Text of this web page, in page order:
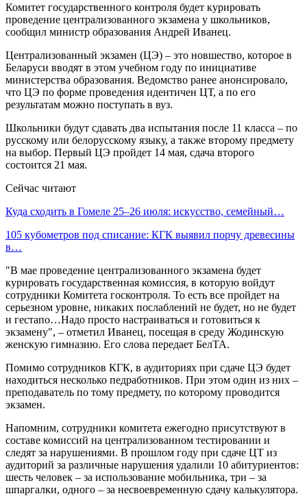
Комитет государственного контроля будет курировать
проведение централизованного экзамена у школьников,
сообщил министр образования Андрей Иванец.
Централизованный экзамен (ЦЭ) – это новшество, которое в
Беларуси вводят в этом учебном году по инициативе
министерства образования. Ведомство ранее анонсировало,
что ЦЭ по форме проведения идентичен ЦТ, а по его
результатам можно поступать в вуз.
Школьники будут сдавать два испытания после 11 класса – по
русскому или белорусскому языку, а также второму предмету
на выбор. Первый ЦЭ пройдет 14 мая, сдача второго
состоится 21 мая.
Сейчас читают
Куда сходить в Гомеле 25–26 июля: искусство, семейный…
105 кубометров под списание: КГК выявил порчу древесины
в…
"В мае проведение централизованного экзамена будет
курировать государственная комиссия, в которую войдут
сотрудники Комитета госконтроля. То есть все пройдет на
серьезном уровне, никаких послаблений не будет, но не будет
и гестапо…Надо просто настраиваться и готовиться к
экзамену", – отметил Иванец, посещая в среду Жодинскую
женскую гимназию. Его слова передает БелТА.
Помимо сотрудников КГК, в аудиториях при сдаче ЦЭ будет
находиться несколько педработников. При этом один из них –
преподаватель по тому предмету, по которому проводится
экзамен.
Напомним, сотрудники комитета ежегодно присутствуют в
составе комиссий на централизованном тестировании и
следят за нарушениями. В прошлом году при сдаче ЦТ из
аудиторий за различные нарушения удалили 10 абитуриентов:
шесть человек – за использование мобильника, три – за
шпаргалки, одного – за несвоевременную сдачу калькулятора.